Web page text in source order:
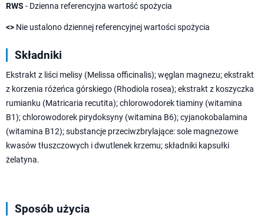
RWS - Dzienna referencyjna wartość spożycia
<> Nie ustalono dziennej referencyjnej wartości spożycia
Składniki
Ekstrakt z liści melisy (Melissa officinalis); węglan magnezu; ekstrakt
z korzenia różeńca górskiego (Rhodiola rosea); ekstrakt z koszyczka
rumianku (Matricaria recutita); chlorowodorek tiaminy (witamina
B1); chlorowodorek pirydoksyny (witamina B6); cyjanokobalamina
(witamina B12); substancje przeciwzbrylające: sole magnezowe
kwasów tłuszczowych i dwutlenek krzemu; składniki kapsułki
żelatyna.
Sposób użycia